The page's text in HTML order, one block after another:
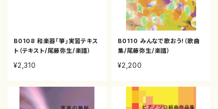
B0108 和楽器「箏」実習テキス
ト（テキスト/尾藤弥生/楽譜）
¥2,310
B0110 みんなで歌おう!（歌曲
集/尾藤弥生/楽譜）
¥2,200